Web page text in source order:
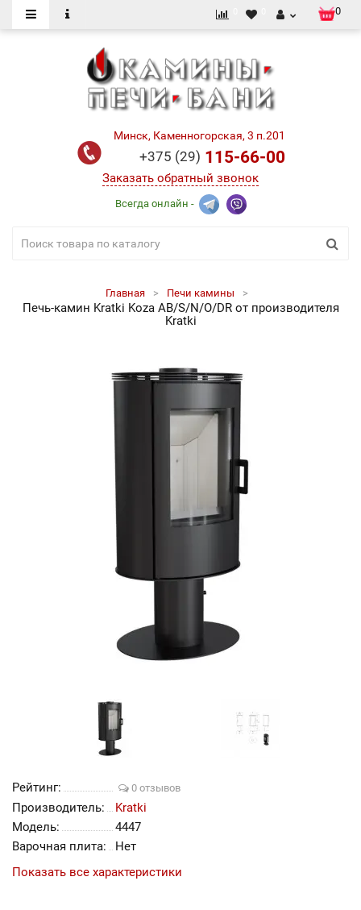
0
Минск, Каменногорская, 3 п.201
+375 (29) 115-66-00
Заказать обратный звонок
Всегда онлайн -
Главная Печи камины
Печь-камин Kratki Koza AB/S/N/O/DR от производителя
Kratki
Рейтинг: 0 отзывов
Производитель:
Kratki
Модель:
4447
Варочная плита:
Нет
Показать все характеристики